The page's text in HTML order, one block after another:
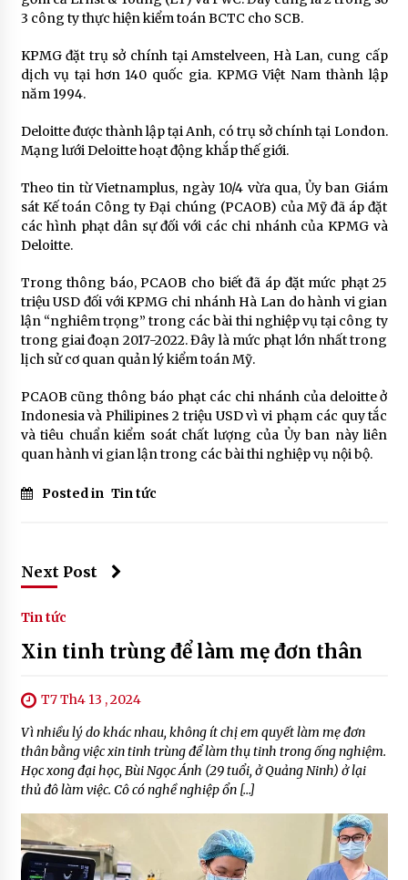
3 công ty thực hiện kiểm toán BCTC cho SCB.
KPMG đặt trụ sở chính tại Amstelveen, Hà Lan, cung cấp
dịch vụ tại hơn 140 quốc gia. KPMG Việt Nam thành lập
năm 1994.
Deloitte được thành lập tại Anh, có trụ sở chính tại London.
Mạng lưới Deloitte hoạt động khắp thế giới.
Theo tin từ Vietnamplus, ngày 10/4 vừa qua, Ủy ban Giám
sát Kế toán Công ty Đại chúng (PCAOB) của Mỹ đã áp đặt
các hình phạt dân sự đối với các chi nhánh của KPMG và
Deloitte.
Trong thông báo, PCAOB cho biết đã áp đặt mức phạt 25
triệu USD đối với KPMG chi nhánh Hà Lan do hành vi gian
lận “nghiêm trọng” trong các bài thi nghiệp vụ tại công ty
trong giai đoạn 2017-2022. Đây là mức phạt lớn nhất trong
lịch sử cơ quan quản lý kiểm toán Mỹ.
PCAOB cũng thông báo phạt các chi nhánh của deloitte ở
Indonesia và Philipines 2 triệu USD vì vi phạm các quy tắc
và tiêu chuẩn kiểm soát chất lượng của Ủy ban này liên
quan hành vi gian lận trong các bài thi nghiệp vụ nội bộ.
Posted in Tin tức
Next Post
Tin tức
Xin tinh trùng để làm mẹ đơn thân
T7 Th4 13 , 2024
Vì nhiều lý do khác nhau, không ít chị em quyết làm mẹ đơn
thân bằng việc xin tinh trùng để làm thụ tinh trong ống nghiệm.
Học xong đại học, Bùi Ngọc Ánh (29 tuổi, ở Quảng Ninh) ở lại
thủ đô làm việc. Cô có nghề nghiệp ổn […]